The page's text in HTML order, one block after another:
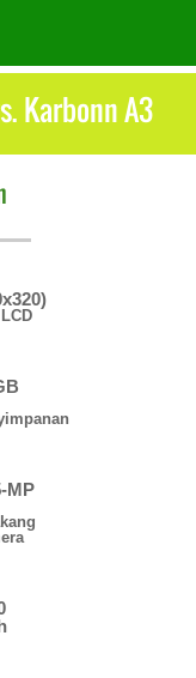
Karbonn A3
MP